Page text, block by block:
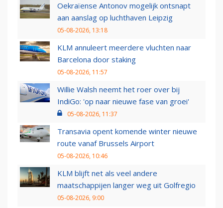
Oekraïense Antonov mogelijk ontsnapt
aan aanslag op luchthaven Leipzig
05-08-2026, 13:18
KLM annuleert meerdere vluchten naar
Barcelona door staking
05-08-2026, 11:57
Willie Walsh neemt het roer over bij
IndiGo: 'op naar nieuwe fase van groei'
05-08-2026, 11:37
Transavia opent komende winter nieuwe
route vanaf Brussels Airport
05-08-2026, 10:46
KLM blijft net als veel andere
maatschappijen langer weg uit Golfregio
05-08-2026, 9:00